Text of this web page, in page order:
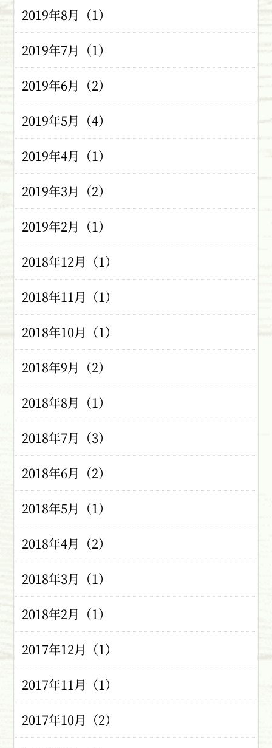
2019年8月（1）
2019年7月（1）
2019年6月（2）
2019年5月（4）
2019年4月（1）
2019年3月（2）
2019年2月（1）
2018年12月（1）
2018年11月（1）
2018年10月（1）
2018年9月（2）
2018年8月（1）
2018年7月（3）
2018年6月（2）
2018年5月（1）
2018年4月（2）
2018年3月（1）
2018年2月（1）
2017年12月（1）
2017年11月（1）
2017年10月（2）